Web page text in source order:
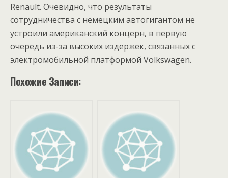
Renault. Очевидно, что результаты
сотрудничества с немецким автогигантом не
устроили американский концерн, в первую
очередь из-за высоких издержек, связанных с
электромобильной платформой Volkswagen.
Похожие Записи: